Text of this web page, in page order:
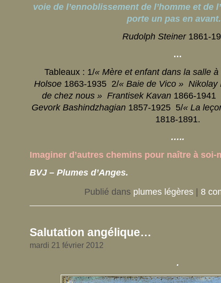
voie de l’ennoblissement de l’homme et de
porte un pas en
Rudolph Steiner 1861-
…
Tableaux : 1/« Mère et enfant dans la salle
Holsoe1863-1935 2/« Baie de Vico » Nikolay
de chez nous » Frantisek Kavan 1866-1941
Gevork Bashindzhagian 1857-1925 5/« La
1818-1891.
…..
Imaginer d’autres chemins pour naître à
BVJ – Plumes d’Anges.
Publié dans plumes légères| 8
Salutation angélique…
mardi 21 février 2012
.